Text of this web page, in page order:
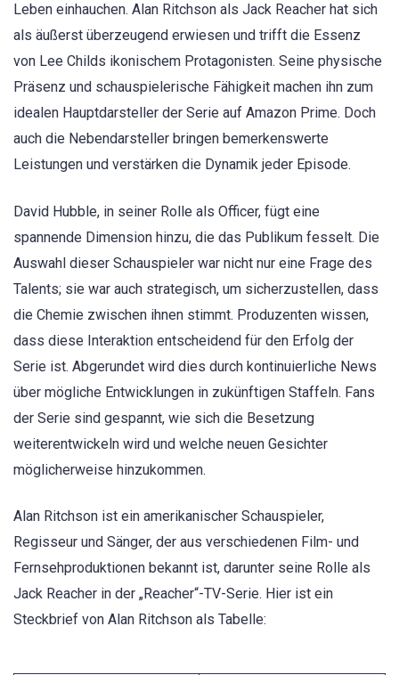
Leben einhauchen. Alan Ritchson als Jack Reacher hat sich
als äußerst überzeugend erwiesen und trifft die Essenz
von Lee Childs ikonischem Protagonisten. Seine physische
Präsenz und schauspielerische Fähigkeit machen ihn zum
idealen Hauptdarsteller der Serie auf Amazon Prime. Doch
auch die Nebendarsteller bringen bemerkenswerte
Leistungen und verstärken die Dynamik jeder Episode.
David Hubble, in seiner Rolle als Officer, fügt eine
spannende Dimension hinzu, die das Publikum fesselt. Die
Auswahl dieser Schauspieler war nicht nur eine Frage des
Talents; sie war auch strategisch, um sicherzustellen, dass
die Chemie zwischen ihnen stimmt. Produzenten wissen,
dass diese Interaktion entscheidend für den Erfolg der
Serie ist. Abgerundet wird dies durch kontinuierliche News
über mögliche Entwicklungen in zukünftigen Staffeln. Fans
der Serie sind gespannt, wie sich die Besetzung
weiterentwickeln wird und welche neuen Gesichter
möglicherweise hinzukommen.
Alan Ritchson ist ein amerikanischer Schauspieler,
Regisseur und Sänger, der aus verschiedenen Film- und
Fernsehproduktionen bekannt ist, darunter seine Rolle als
Jack Reacher in der „Reacher“-TV-Serie. Hier ist ein
Steckbrief von Alan Ritchson als Tabelle: